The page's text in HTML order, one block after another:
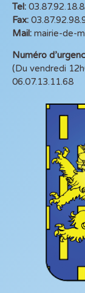
Tel:
Fax:
Mail: mairie-de-
Numéro
(Du vendredi
06.07.13.11.68